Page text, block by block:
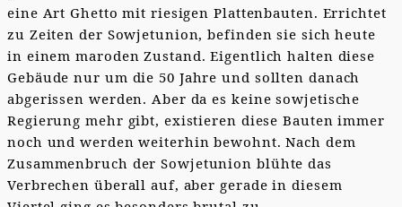
eine Art Ghetto mit riesigen Plattenbauten. Errichtet
zu Zeiten der Sowjetunion, befinden sie sich heute
in einem maroden Zustand. Eigentlich halten diese
Gebäude nur um die 50 Jahre und sollten danach
abgerissen werden. Aber da es keine sowjetische
Regierung mehr gibt, existieren diese Bauten immer
noch und werden weiterhin bewohnt. Nach dem
Zusammenbruch der Sowjetunion blühte das
Verbrechen überall auf, aber gerade in diesem